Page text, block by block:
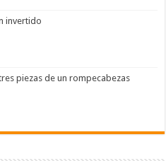
invertido
piezas de un rompecabezas